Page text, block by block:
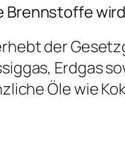
Brennstoffe
der
Erdgas
Öle wie